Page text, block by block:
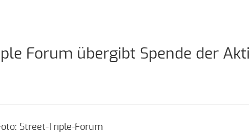
Forum übergibt Spende der
Street-Triple-Forum